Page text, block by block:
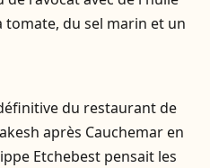
tomate, du sel marin et un
du restaurant de
après Cauchemar en
Etchebest pensait les